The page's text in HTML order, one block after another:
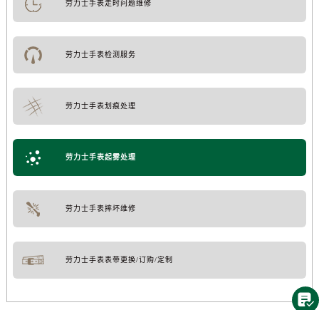
劳力士手表走时问题维修
劳力士手表检测服务
劳力士手表划痕处理
劳力士手表起雾处理
劳力士手表摔坏维修
劳力士手表表带更换/订购/定制
